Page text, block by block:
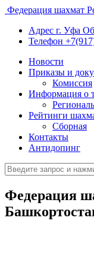
Федерация шахмат
Адрес г. Уфа
Телефон
Новости
Приказы и
Комиссия
Информация о
Рейтинги
Сборная
Контакты
Антидопинг
Федерация